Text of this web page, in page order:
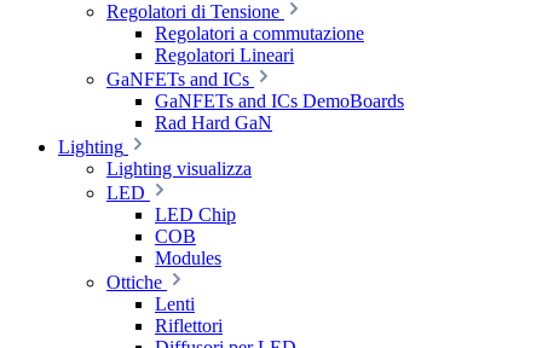
Regolatori di Tensione
Regolatori a commutazione
Regolatori Lineari
GaNFETs and ICs
GaNFETs and ICs DemoBoards
Rad Hard GaN
Lighting
Lighting visualizza
LED
LED Chip
COB
Modules
Ottiche
Lenti
Riflettori